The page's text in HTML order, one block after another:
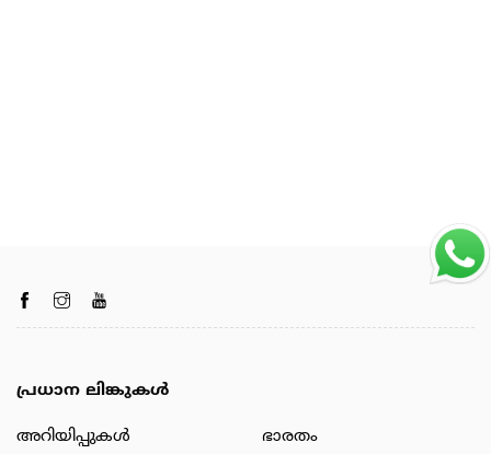
പ്രധാന ലിങ്കുകൾ
അറിയിപ്പുകള്‍
ഭാരതം